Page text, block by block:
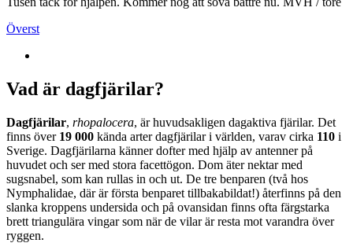
Överst
Vad är dagfjärilar?
Dagfjärilar, rhopalocera, är huvudsakligen dagaktiva fjärilar. Det
finns över 19 000 kända arter dagfjärilar i världen, varav cirka 110 i
Sverige. Dagfjärilarna känner dofter med hjälp av antenner på
huvudet och ser med stora facettögon. Dom äter nektar med
sugsnabel, som kan rullas in och ut. De tre benparen (två hos
Nymphalidae, där är första benparet tillbakabildat!) återfinns på den
slanka kroppens undersida och på ovansidan finns ofta färgstarka
brett triangulära vingar som när de vilar är resta mot varandra över
ryggen.